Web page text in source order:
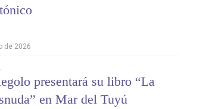
de 2026
presentará su libro “La
en Mar del Tuyú